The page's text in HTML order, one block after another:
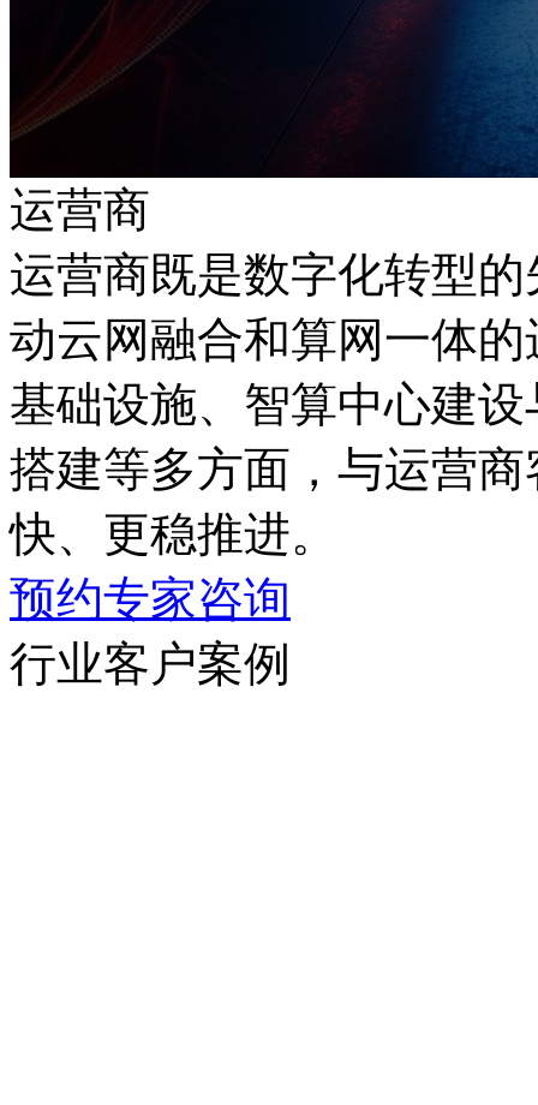
运营商
运营商既是数字化转型的
动云网融合和算网一体的
基础设施、智算中心建
搭建等多方面，与运营
快、更稳推进。
预约专家咨询
行业客户案例